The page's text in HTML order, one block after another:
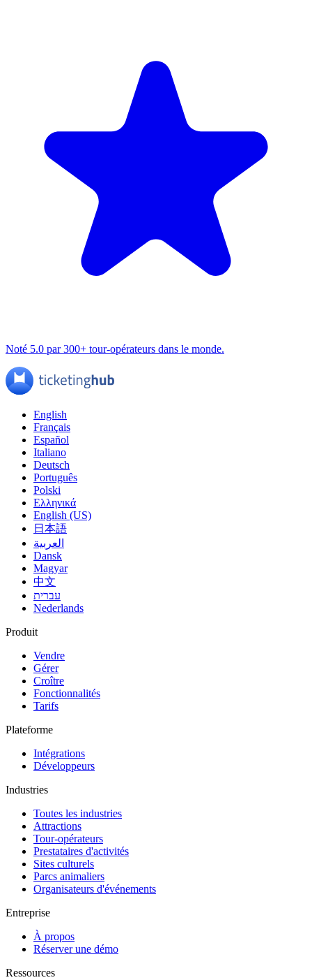
Noté 5.0 par 300+ tour-opérateurs dans le monde.
English
Français
Español
Italiano
Deutsch
Português
Polski
Ελληνικά
English (US)
日本語
العربية
Dansk
Magyar
中文
עברית
Nederlands
Produit
Vendre
Gérer
Croître
Fonctionnalités
Tarifs
Plateforme
Intégrations
Développeurs
Industries
Toutes les industries
Attractions
Tour-opérateurs
Prestataires d'activités
Sites culturels
Parcs animaliers
Organisateurs d'événements
Entreprise
À propos
Réserver une démo
Ressources